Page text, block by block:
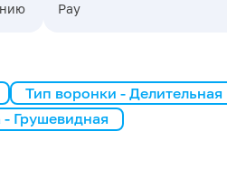
Pay
Тип воронки - Делительная
Грушевидная